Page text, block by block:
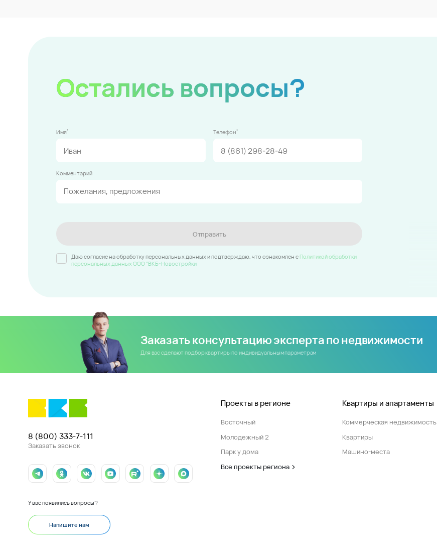
Остались вопросы?
Имя* Телефон*
Комментарий
Отправить
Даю согласие на обработку персональных данных и подтверждаю, что ознакомлен c Политикой обработки
персональных данных ООО "ВКБ-Новостройки
Заказать консультацию эксперта по недвижимости
Для вас сделают подбор квартиры по индивидуальным параметрам
8 (800) 333-7-111
Заказать звонок
У вас появились вопросы?
Напишите нам
Проекты в регионе
Восточный
Молодежный 2
Парк у дома
Все проекты региона
Квартиры и апартаменты
Коммерческая недвижимость
Квартиры
Машино-места